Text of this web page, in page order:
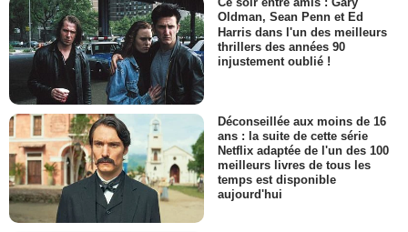
Oldman, Sean Penn et Ed
Harris dans l'un des meilleurs
thrillers des années 90
injustement oublié !
Déconseillée aux moins de 16
ans : la suite de cette série
Netflix adaptée de l'un des 100
meilleurs livres de tous les
temps est disponible
aujourd'hui